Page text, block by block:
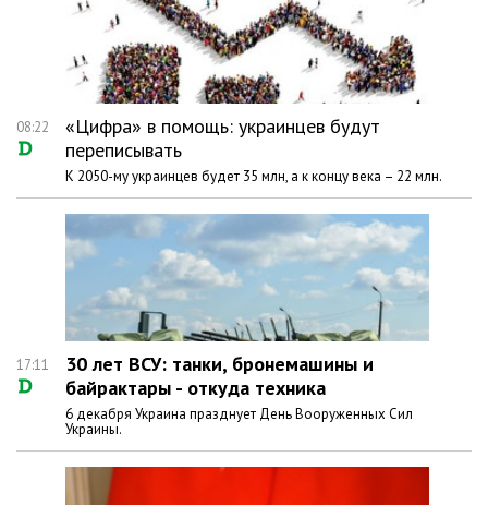
08:22
«Цифра» в помощь: украинцев будут
переписывать
К 2050-му украинцев будет 35 млн, а к концу века – 22 млн.
17:11
30 лет ВСУ: танки, бронемашины и
байрактары - откуда техника
6 декабря Украина празднует День Вооруженных Сил
Украины.